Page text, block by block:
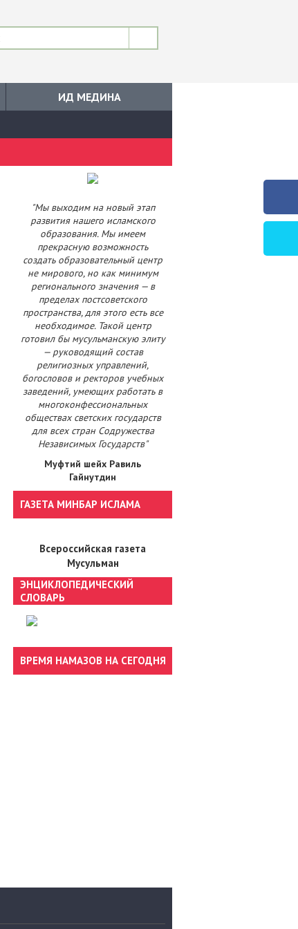
ИД МЕДИНА
"Мы выходим на новый этап
развития нашего исламского
образования. Мы имеем
прекрасную возможность
создать образовательный центр
не мирового, но как минимум
регионального значения — в
пределах постсоветского
пространства, для этого есть все
необходимое. Такой центр
готовил бы мусульманскую элиту
— руководящий состав
религиозных управлений,
богословов и ректоров учебных
заведений, умеющих работать в
многоконфессиональных
обществах светских государств
для всех стран Содружества
Независимых Государств"
Муфтий шейх Равиль
Гайнутдин
ГАЗЕТА МИНБАР ИСЛАМА
Всероссийская газета
Мусульман
ЭНЦИКЛОПЕДИЧЕСКИЙ
СЛОВАРЬ
ВРЕМЯ НАМАЗОВ НА СЕГОДНЯ